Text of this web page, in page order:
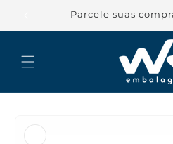
conteúdo
Parcele suas